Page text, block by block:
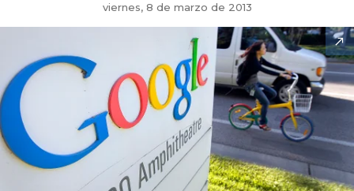
viernes, 8 de marzo de 2013